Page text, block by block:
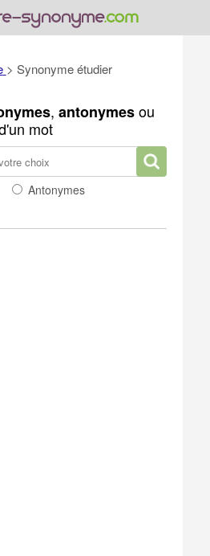
> Synonyme étudier
, antonymesou
mot
Antonymes